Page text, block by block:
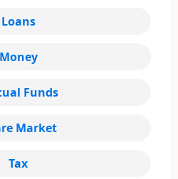
Loans
Money
Funds
Market
Tax